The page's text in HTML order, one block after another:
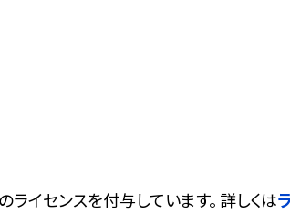
イセンスを付与しています。 詳しくは